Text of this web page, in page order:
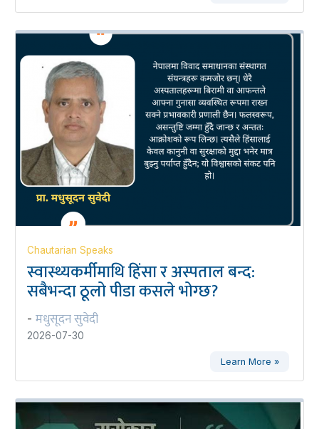
Chautarian Speaks
स्वास्थ्यकर्मीमाथि हिंसा र अस्पताल बन्द:
सबैभन्दा ठूलो पीडा कसले भोग्छ?
- मधुसूदन सुवेदी
2026-07-30
Learn More »